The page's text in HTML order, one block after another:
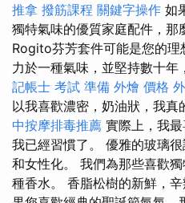
推拿 撥筋課程 關鍵字操作 如
獨特氣味的優質家庭配件，那
Rogito芬芳套件可能是您的理
力於一種氣味，並堅持數十年
記帳士 考試 準備 外燴 價格
以我喜歡濃密，奶油狀，我真
中按摩排毒推薦 實際上，我
我已經習慣了。 優雅的玻璃
和女性化。 我們為那些喜歡
種香水。 香脂松樹的新鮮，